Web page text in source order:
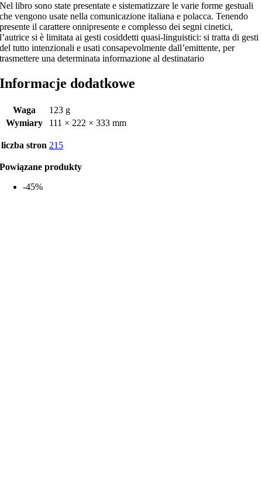
Nel libro sono state presentate e sistematizzare le varie forme gestuali
che vengono usate nella comunicazione italiana e polacca. Tenendo
presente il carattere onnipresente e complesso dei segni cinetici,
l’autrice si è limitata ai gesti cosiddetti quasi-linguistici: si tratta di gesti
del tutto intenzionali e usati consapevolmente dall’emittente, per
trasmettere una determinata informazione al destinatario
Informacje dodatkowe
Waga
123 g
Wymiary
111 × 222 × 333 mm
liczba stron 215
Powiązane produkty
-45%